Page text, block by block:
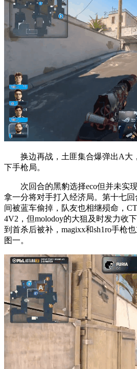
换边再战，土匪集合爆弹出A大，
下手枪局。
次回合的黑豹选择eco但并未实现
拿一分将对手打入经济局。第十七
间被蓝车偷掉，队友也相继殒命，
4V2，但molodoy的大狙及时发力收
到首杀后被补，magixx和sh1ro手枪
图一。